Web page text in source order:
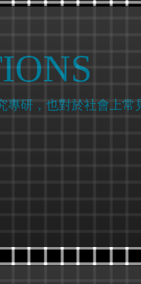
研，也對於社會上常